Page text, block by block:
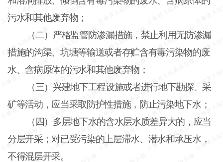
污水和其他废弃物；
（二）严格监管防渗漏措施，禁止利用无防渗漏
措施的沟渠、坑塘等输送或者存贮含有毒污染物的废
水、含病原体的污水和其他废弃物；
（三）兴建地下工程设施或者进行地下勘探、采
矿等活动，应当采取防护性措施，防止污染地下水；
（四）多层地下水的含水层水质差异大的，应当
分层开采；对已受污染的上层滞水、潜水和承压水，
不得混层开采。